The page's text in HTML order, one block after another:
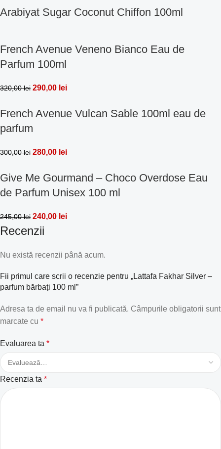
Arabiyat Sugar Coconut Chiffon 100ml
French Avenue Veneno Bianco Eau de
Parfum 100ml
320,00lei 290,00 lei
French Avenue Vulcan Sable 100ml eau de
parfum
300,00lei 280,00 lei
Give Me Gourmand – Choco Overdose Eau
de Parfum Unisex 100 ml
245,00lei 240,00 lei
Recenzii
Nu există recenzii până acum.
Fii primul care scrii o recenzie pentru „Lattafa Fakhar Silver –
parfum bărbați 100 ml”
Adresa ta de email nu va fi publicată. Câmpurile obligatorii sunt
marcate cu *
Evaluarea ta *
Recenzia ta *